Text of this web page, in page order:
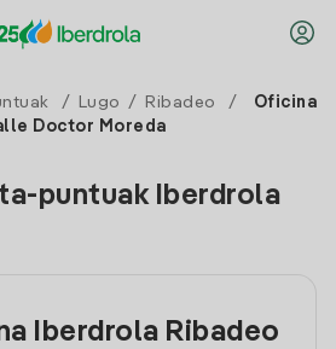
/ Lugo / Ribadeo /
Oficina
Doctor Moreda
puntuak Iberdrola
Iberdrola Ribadeo